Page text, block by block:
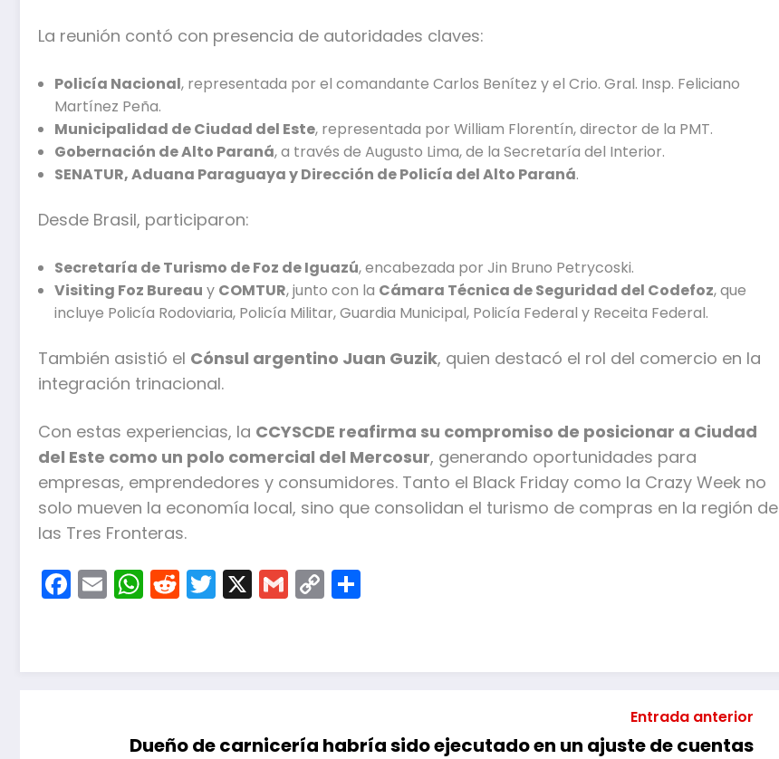
La reunión contó con presencia de autoridades claves:
Policía Nacional, representada por el comandante Carlos Benítez y el Crio. Gral. Insp. Feliciano
Martínez Peña.
Municipalidad de Ciudad del Este, representada por William Florentín, director de la PMT.
Gobernación de Alto Paraná, a través de Augusto Lima, de la Secretaría del Interior.
SENATUR, Aduana Paraguaya y Dirección de Policía del Alto Paraná.
Desde Brasil, participaron:
Secretaría de Turismo de Foz de Iguazú, encabezada por Jin Bruno Petrycoski.
Visiting Foz Bureau y COMTUR, junto con la Cámara Técnica de Seguridad del Codefoz, que
incluye Policía Rodoviaria, Policía Militar, Guardia Municipal, Policía Federal y Receita Federal.
También asistió el Cónsul argentino Juan Guzik, quien destacó el rol del comercio en la
integración trinacional.
Con estas experiencias, la CCYSCDE reafirma su compromiso de posicionar a Ciudad
del Este como un polo comercial del Mercosur, generando oportunidades para
empresas, emprendedores y consumidores. Tanto el Black Friday como la Crazy Week no
solo mueven la economía local, sino que consolidan el turismo de compras en la región de
las Tres Fronteras.
Facebook
EmailWhatsApp
Reddit
Twitter
X Gmail
Copy
Link
Entrada anterior
Dueño de carnicería habría sido ejecutado en un ajuste de cuentas